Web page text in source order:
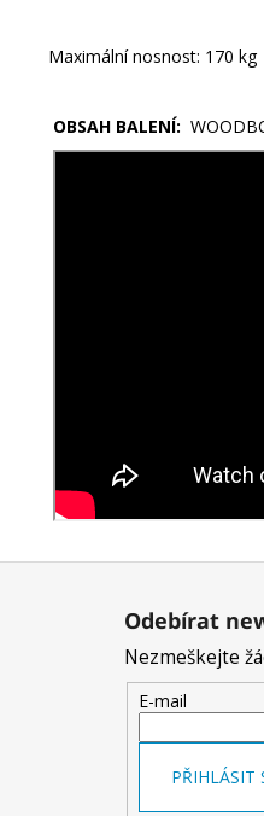
Maximální nosnost: 170 kg
OBSAH BALENÍ:
Odebírat
Nezmeškejte
E-mail
PŘIHLÁSIT